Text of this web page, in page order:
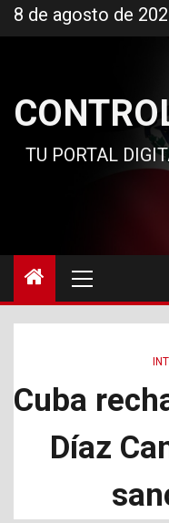
al
8 de agosto de
TU PORTAL
principal
Cuba
Díaz